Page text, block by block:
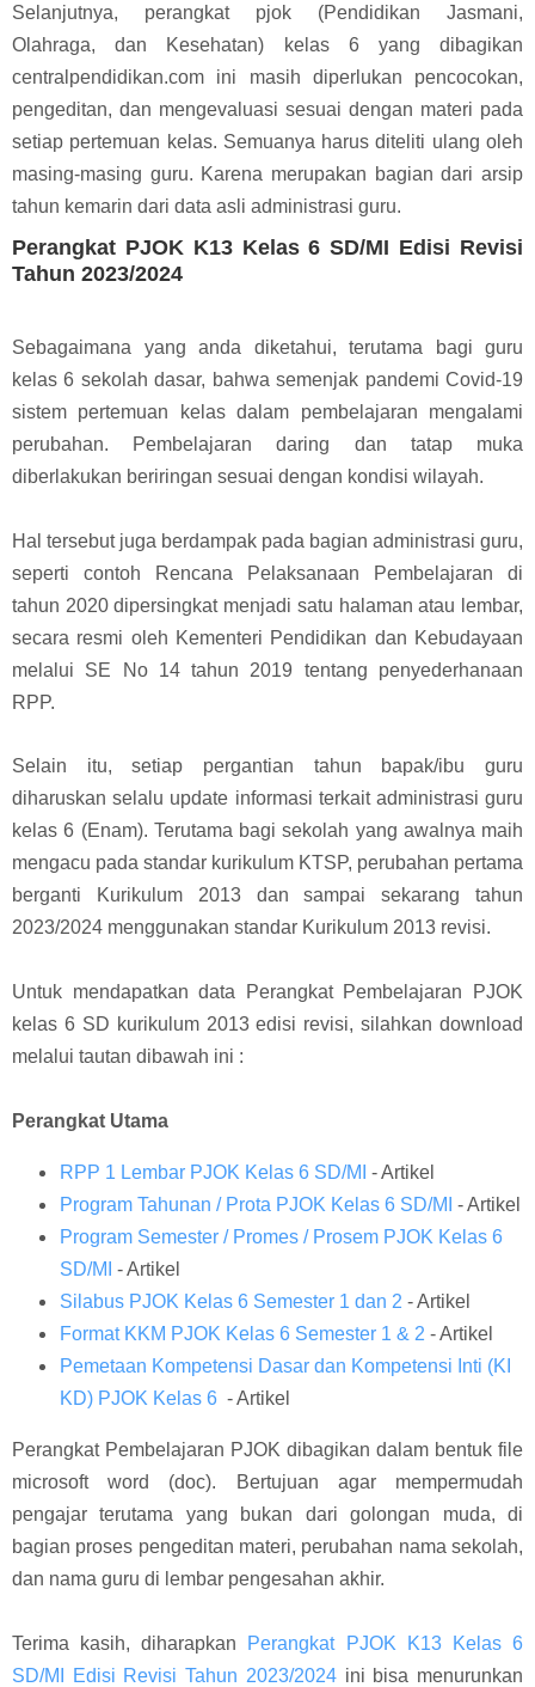
Selanjutnya, perangkat pjok (Pendidikan Jasmani,
Olahraga, dan Kesehatan) kelas 6 yang dibagikan
centralpendidikan.com ini masih diperlukan pencocokan,
pengeditan, dan mengevaluasi sesuai dengan materi pada
setiap pertemuan kelas. Semuanya harus diteliti ulang oleh
masing-masing guru. Karena merupakan bagian dari arsip
tahun kemarin dari data asli administrasi guru.
Perangkat PJOK K13 Kelas 6 SD/MI Edisi Revisi
Tahun 2023/2024
Sebagaimana yang anda diketahui, terutama bagi guru
kelas 6 sekolah dasar, bahwa semenjak pandemi Covid-19
sistem pertemuan kelas dalam pembelajaran mengalami
perubahan. Pembelajaran daring dan tatap muka
diberlakukan beriringan sesuai dengan kondisi wilayah.
Hal tersebut juga berdampak pada bagian administrasi guru,
seperti contoh Rencana Pelaksanaan Pembelajaran di
tahun 2020 dipersingkat menjadi satu halaman atau lembar,
secara resmi oleh Kementeri Pendidikan dan Kebudayaan
melalui SE No 14 tahun 2019 tentang penyederhanaan
RPP.
Selain itu, setiap pergantian tahun bapak/ibu guru
diharuskan selalu update informasi terkait administrasi guru
kelas 6 (Enam). Terutama bagi sekolah yang awalnya maih
mengacu pada standar kurikulum KTSP, perubahan pertama
berganti Kurikulum 2013 dan sampai sekarang tahun
2023/2024 menggunakan standar Kurikulum 2013 revisi.
Untuk mendapatkan data Perangkat Pembelajaran PJOK
kelas 6 SD kurikulum 2013 edisi revisi, silahkan download
melalui tautan dibawah ini :
Perangkat Utama
RPP 1 Lembar PJOK Kelas 6 SD/MI - Artikel
Program Tahunan / Prota PJOK Kelas 6 SD/MI - Artikel
Program Semester / Promes / Prosem PJOK Kelas 6
SD/MI - Artikel
Silabus PJOK Kelas 6 Semester 1 dan 2 - Artikel
Format KKM PJOK Kelas 6 Semester 1 & 2 - Artikel
Pemetaan Kompetensi Dasar dan Kompetensi Inti (KI
KD) PJOK Kelas 6 - Artikel
Perangkat Pembelajaran PJOK dibagikan dalam bentuk file
microsoft word (doc). Bertujuan agar mempermudah
pengajar terutama yang bukan dari golongan muda, di
bagian proses pengeditan materi, perubahan nama sekolah,
dan nama guru di lembar pengesahan akhir.
Terima kasih, diharapkan Perangkat PJOK K13 Kelas 6
SD/MI Edisi Revisi Tahun 2023/2024ini bisa menurunkan